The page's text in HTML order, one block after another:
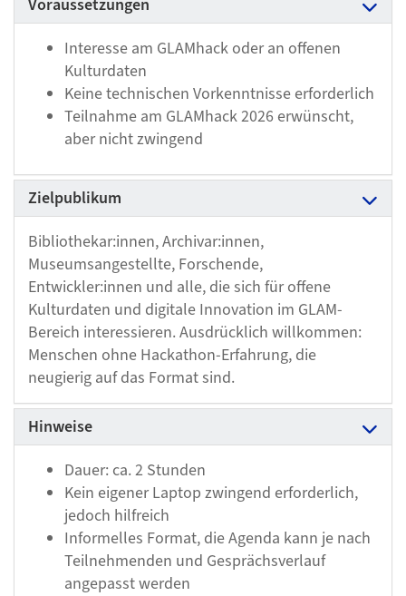
Voraussetzungen
Interesse am GLAMhack oder an offenen
Kulturdaten
Keine technischen Vorkenntnisse erforderlich
Teilnahme am GLAMhack 2026 erwünscht,
aber nicht zwingend
Zielpublikum
Bibliothekar:innen, Archivar:innen,
Museumsangestellte, Forschende,
Entwickler:innen und alle, die sich für offene
Kulturdaten und digitale Innovation im GLAM-
Bereich interessieren. Ausdrücklich willkommen:
Menschen ohne Hackathon-Erfahrung, die
neugierig auf das Format sind.
Hinweise
Dauer: ca. 2 Stunden
Kein eigener Laptop zwingend erforderlich,
jedoch hilfreich
Informelles Format, die Agenda kann je nach
Teilnehmenden und Gesprächsverlauf
angepasst werden